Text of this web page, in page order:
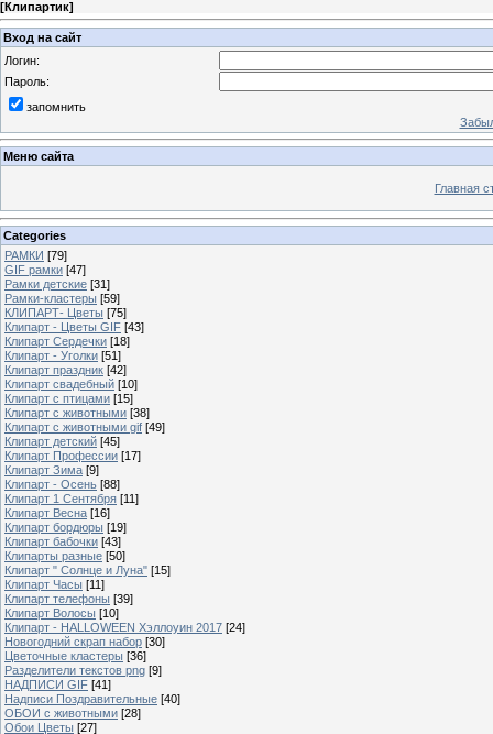
[Клипартик]
Вход на сайт
Логин:
Пароль:
запомнить
Меню сайта
Главная
Categories
РАМКИ [79]
GIF рамки [47]
Рамки детские [31]
Рамки-кластеры [59]
КЛИПАРТ- Цветы [75]
Клипарт - Цветы GIF [43]
Клипарт Сердечки [18]
Клипарт - Уголки [51]
Клипарт праздник [42]
Клипарт свадебный [10]
Клипарт с птицами [15]
Клипарт с животными [38]
Клипарт с животными gif [49]
Клипарт детский [45]
Клипарт Профессии [17]
Клипарт Зима [9]
Клипарт - Осень [88]
Клипарт 1 Сентября [11]
Клипарт Весна [16]
Клипарт бордюры [19]
Клипарт бабочки [43]
Клипарты разные [50]
Клипарт " Солнце и Луна" [15]
Клипарт Часы [11]
Клипарт телефоны [39]
Клипарт Волосы [10]
Клипарт - HALLOWEEN Хэллоуин 2017 [24]
Новогодний скрап набор [30]
Цветочные кластеры [36]
Разделители текстов png [9]
НАДПИСИ GIF [41]
Надписи Поздравительные [40]
ОБОИ с животными [28]
Обои Цветы [27]